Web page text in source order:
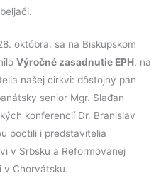
októbra, sa na Biskupskom
Výročné zasadnutie EPH, na
našej cirkvi: dôstojný pán
senior Mgr. Slađan
konferencií Dr. Branislav
poctili i predstavitelia
v Srbsku a Reformovanej
v Chorvátsku.